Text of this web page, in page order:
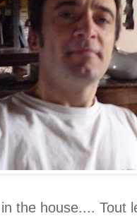
the house.... Tout